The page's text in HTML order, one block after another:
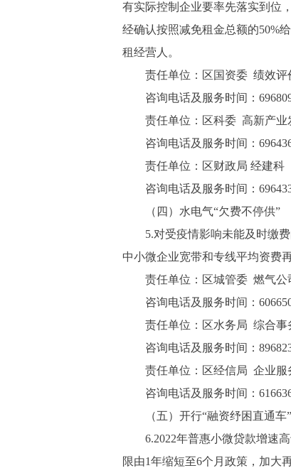
有实际控制企业要率先落实到位
经确认按照减免租金总额的50%
租经营人。
责任单位：区国资委 绩效评
咨询电话及服务时间：
责任单位：区科委 高新产业
咨询电话及服务时间：
责任单位：区财政局 经建科
咨询电话及服务时间：
（四）水电气“欠费不停供”
5.对受疫情影响未能及时缴费
中小微企业宽带和专线平均资费再
责任单位：区城管委 燃气公
咨询电话及服务时间：
责任单位：区水务局 综合事
咨询电话及服务时间：
责任单位：区经信局 企业服
咨询电话及服务时间：
（五）开行“融资纾困直通车”
6.2022年普惠小微贷款增速高
限由1年缩短至6个月政策，加大